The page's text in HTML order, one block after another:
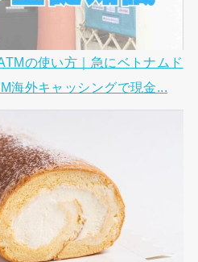
の使い方｜急にベトナムド
海外キャッシングで現金...